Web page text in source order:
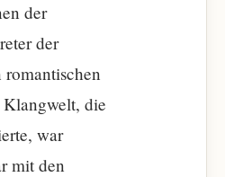
der
der
romantischen
die
war
mit den